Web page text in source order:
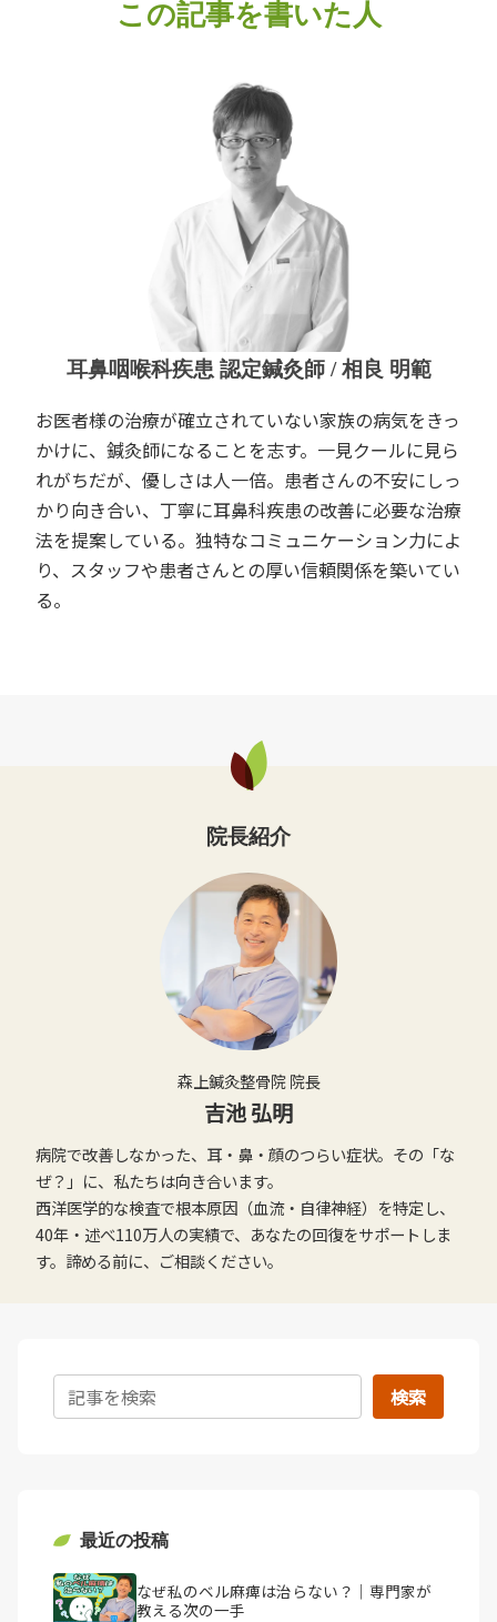
この記事を書いた人
耳鼻咽喉科疾患 認定鍼灸師 / 相良 明範
お医者様の治療が確立されていない家族の病気をきっ
かけに、鍼灸師になることを志す。一見クールに見ら
れがちだが、優しさは人一倍。患者さんの不安にしっ
かり向き合い、丁寧に耳鼻科疾患の改善に必要な治療
法を提案している。独特なコミュニケーション力によ
り、スタッフや患者さんとの厚い信頼関係を築いてい
る。
院長紹介
森上鍼灸整骨院 院長
吉池 弘明
病院で改善しなかった、耳・鼻・顔のつらい症状。その「な
ぜ？」に、私たちは向き合います。
西洋医学的な検査で根本原因（血流・自律神経）を特定し、
40年・述べ110万人の実績で、あなたの回復をサポートしま
す。諦める前に、ご相談ください。
検索
最近の投稿
なぜ私のベル麻痺は治らない？｜専門家が
教える次の一手